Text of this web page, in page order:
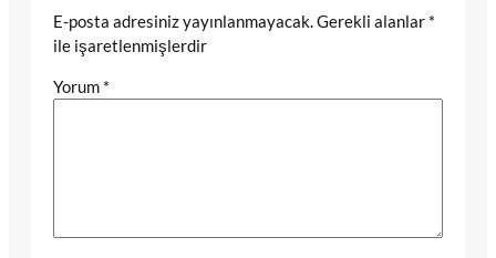
E-posta adresiniz yayınlanmayacak.Gerekli alanlar *
ile işaretlenmişlerdir
Yorum *